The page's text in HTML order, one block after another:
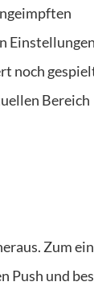
noch
Bereich
Zum
Push und